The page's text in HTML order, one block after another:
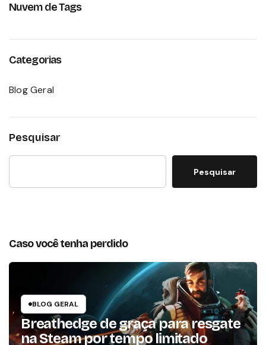
Nuvem de Tags
Categorias
Blog Geral
Pesquisar
Pesquisar
Caso você tenha perdido
BLOG GERAL
Breathedge de graça para resgate
na Steam por tempo limitado